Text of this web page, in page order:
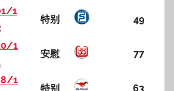
1
特别 49
1
安慰 77
1
特别 63